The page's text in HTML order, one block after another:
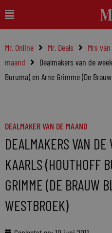
naar
inhoud
Main
Menu
Mr. Online Mr. Deals Mrs
maand
Dealmakers van de
Buruma) en Arne Grimme (De
DEALMAKER VAN DE MAAND
DEALMAKERS VAN
KAARLS (HOUTHOFF
GRIMME (DE BRAUW
WESTBROEK)